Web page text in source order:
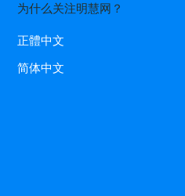
为什么关注明慧网？
正體中文
简体中文